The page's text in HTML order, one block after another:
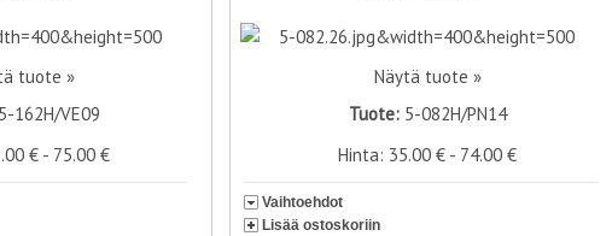
tuote »
5-162H/VE09
€ - 75.00 €
Näytä tuote »
Tuote: 5-082H/PN14
Hinta: 35.00 € - 74.00 €
Vaihtoehdot
Lisää ostoskoriin